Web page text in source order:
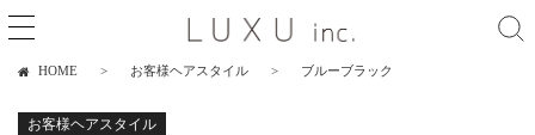
HOME お客様ヘアスタイル ブルーブラック
お客様ヘアスタイル